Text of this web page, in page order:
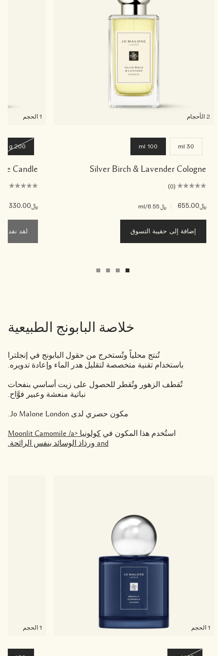
30 ml
100 ml
Silver Birch & Lavender Cologne
(0)
﷼655.00 ﷼6.55 /ml
إضافة إلى حقيبة التسوق
200 g
Candle
(0)
﷼330.00
لقد نفد هذا
خلاصة البابونج الطبيعية
تُنتج محلياً وتُستخرج من حقول البابونج في إنجلترا
باستخدام تقنية متخصصة لتقليل هدر الماء وإعادة تدويره.
تُقطف الزهور وتُقطر للحصول على زيت أساسي بنفحات
نباتية منعشة وعبير فوَّاح.
مكون حصري لدى Jo Malone London.
استُخدم هذا المكون في
كولونيا Moonlit Camomile /a>
and ورذاذ الوسائد بنفس الرائحة.